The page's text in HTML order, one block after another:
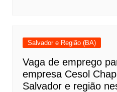
Salvador e Região (BA)
Vaga de emprego
empresa Cesol
Salvador e região